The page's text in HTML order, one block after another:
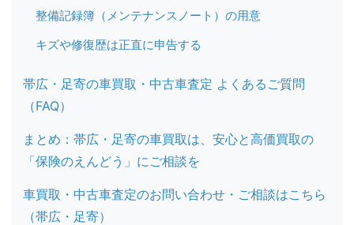
整備記録簿（メンテナンスノート）の用意
キズや修復歴は正直に申告する
帯広・足寄の車買取・中古車査定 よくあるご質問
（FAQ）
まとめ：帯広・足寄の車買取は、安心と高価買取の
「保険のえんどう」にご相談を
車買取・中古車査定のお問い合わせ・ご相談はこちら
（帯広・足寄）